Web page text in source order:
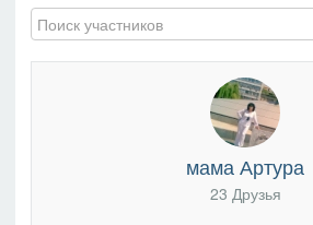
мама Артура
23 Друзья